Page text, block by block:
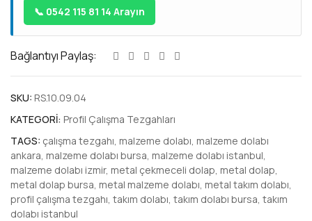
📞 0542 115 81 14 Arayın
Bağlantıyı Paylaş:
SKU: RS.10.09.04
KATEGORI: Profil Çalışma Tezgahları
TAGS: çalışma tezgahı malzeme dolabı malzeme dolabı
ankara malzeme dolabı bursa malzeme dolabı istanbul
malzeme dolabı izmir, metal çekmeceli dolap metal dolap
metal dolap bursa metal malzeme dolabı metal takım dolabı
profil çalışma tezgahı takım dolabı takım dolabı bursa takım
dolabı istanbul